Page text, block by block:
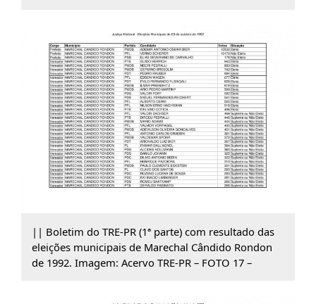
|| Boletim do TRE-PR (1ª parte) com resultado das
eleições municipais de Marechal Cândido Rondon
de 1992. Imagem: Acervo TRE-PR – FOTO 17 –